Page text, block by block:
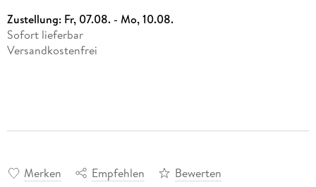
Zustellung: Fr, 07.08. - Mo, 10.08.
Sofort lieferbar
Versandkostenfrei
Merken Empfehlen Bewerten